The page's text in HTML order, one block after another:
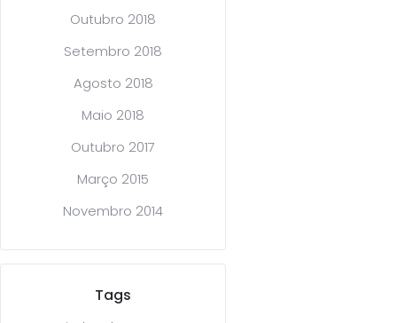
Outubro 2018
Setembro 2018
Agosto 2018
Maio 2018
Outubro 2017
Março 2015
Novembro 2014
Tags